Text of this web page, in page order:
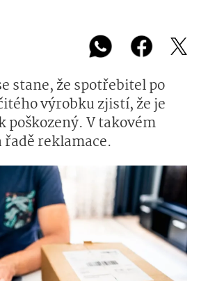
stane, že spotřebitel po
výrobku zjistí, že je
poškozený. V takovém
řadě reklamace.